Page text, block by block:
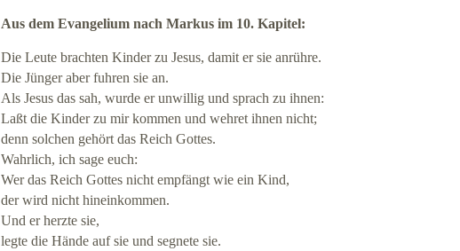
Aus dem Evangelium nach Markus im 10. Kapitel:
Die Leute brachten Kinder zu Jesus, damit er sie anrühre.
Die Jünger aber fuhren sie an.
Als Jesus das sah, wurde er unwillig und sprach zu ihnen:
Laßt die Kinder zu mir kommen und wehret ihnen nicht;
denn solchen gehört das Reich Gottes.
Wahrlich, ich sage euch:
Wer das Reich Gottes nicht empfängt wie ein Kind,
der wird nicht hineinkommen.
Und er herzte sie,
legte die Hände auf sie und segnete sie.